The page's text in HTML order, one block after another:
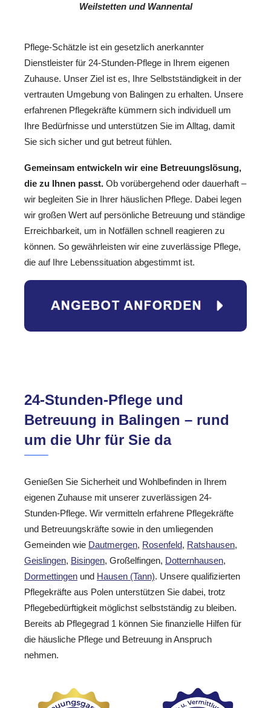
Weilstetten und Wannental
Pflege-Schätzle ist ein gesetzlich anerkannter
Dienstleister für 24-Stunden-Pflege in Ihrem eigenen
Zuhause. Unser Ziel ist es, Ihre Selbstständigkeit in der
vertrauten Umgebung von Balingen zu erhalten. Unsere
erfahrenen Pflegekräfte kümmern sich individuell um
Ihre Bedürfnisse und unterstützen Sie im Alltag, damit
Sie sich sicher und gut betreut fühlen.
Gemeinsam entwickeln wir eine Betreuungslösung,
die zu Ihnen passt. Ob vorübergehend oder dauerhaft –
wir begleiten Sie in Ihrer häuslichen Pflege. Dabei legen
wir großen Wert auf persönliche Betreuung und ständige
Erreichbarkeit, um in Notfällen schnell reagieren zu
können. So gewährleisten wir eine zuverlässige Pflege,
die auf Ihre Lebenssituation abgestimmt ist.
24-Stunden-Pflege und
Betreuung in Balingen – rund
um die Uhr für Sie da
Genießen Sie Sicherheit und Wohlbefinden in Ihrem
eigenen Zuhause mit unserer zuverlässigen 24-
Stunden-Pflege. Wir vermitteln erfahrene Pflegekräfte
und Betreuungskräfte sowie in den umliegenden
Gemeinden wie Dautmergen, Rosenfeld, Ratshausen,
Geislingen, Bisingen, Großelfingen, Dotternhausen,
Dormettingen und Hausen (Tann). Unsere qualifizierten
Pflegekräfte aus Polen unterstützen Sie dabei, trotz
Pflegebedürftigkeit möglichst selbstständig zu bleiben.
Bereits ab Pflegegrad 1 können Sie finanzielle Hilfen für
die häusliche Pflege und Betreuung in Anspruch
nehmen.